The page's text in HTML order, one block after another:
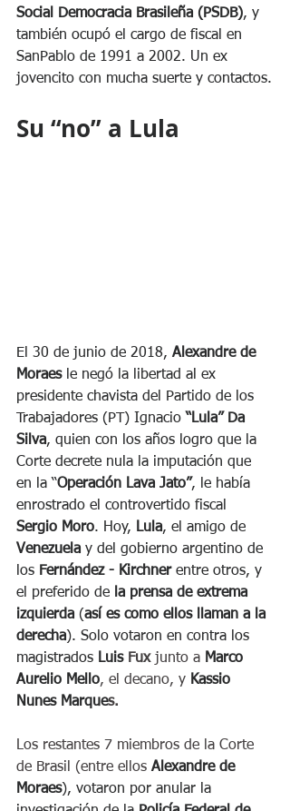
Social Democracia Brasileña (PSDB), y
también ocupó el cargo de fiscal en
SanPablo de 1991 a 2002. Un ex
jovencito con mucha suerte y contactos.
Su “no” a Lula
El 30 de junio de 2018, Alexandre de
Moraes le negó la libertad al ex
presidente chavista del Partido de los
Trabajadores (PT) Ignacio “Lula” Da
Silva, quien con los años logro que la
Corte decrete nula la imputación que
en la “Operación Lava Jato”, le había
enrostrado el controvertido fiscal
Sergio Moro. Hoy, Lula, el amigo de
Venezuela y del gobierno argentino de
los Fernández - Kirchner entre otros, y
el preferido de la prensa de extrema
izquierda (así es como ellos llaman a la
derecha). Solo votaron en contra los
magistrados Luis Fux junto a Marco
Aurelio Mello, el decano, y Kassio
Nunes Marques.
Los restantes 7 miembros de la Corte
de Brasil (entre ellos Alexandre de
Moraes), votaron por anular la